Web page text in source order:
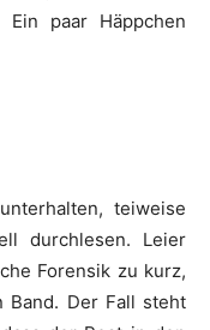
paar Häppchen
teiweise
durchlesen. Leier
Forensik zu kurz,
Band. Der Fall steht